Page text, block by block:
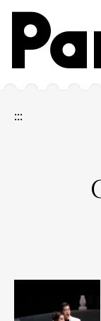
跳到主要內容區塊
網站導覽
:::